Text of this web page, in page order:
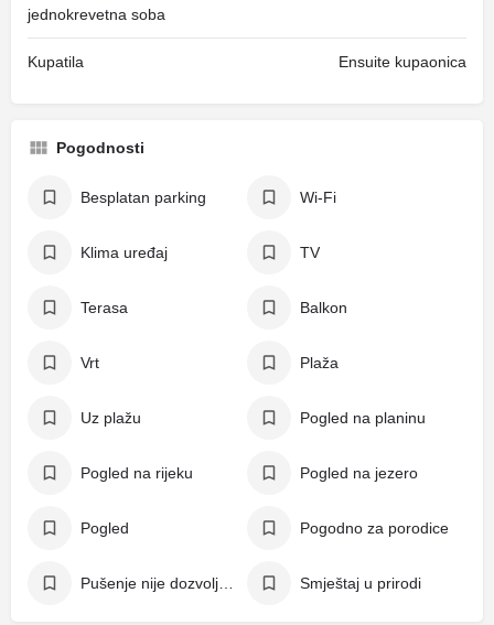
jednokrevetna soba
Kupatila Ensuite kupaonica
Pogodnosti
Besplatan parking Wi-Fi
Klima uređaj TV
Terasa Balkon
Vrt Plaža
Uz plažu Pogled na planinu
Pogled na rijeku Pogled na jezero
Pogled Pogodno za porodice
Smještaj u prirodi